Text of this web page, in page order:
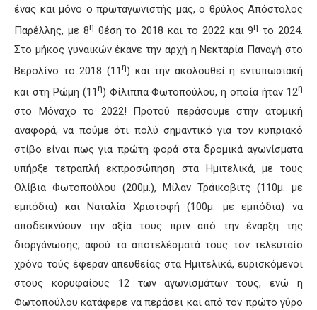
ένας και μόνο ο πρωταγωνιστής μας, ο θρύλος Απόστολος
Παρέλλης, με 8η θέση το 2018 και το 2022 και 9η το 2024.
Στο μήκος γυναικών έκανε την αρχή η Νεκταρία Παναγή στο
Βερολίνο το 2018 (11 η) και την ακολουθεί η εντυπωσιακή
και στη Ρώμη (11 η) Φίλιππα Φωτοπούλου, η οποία ήταν 12η
στο Μόναχο το 2022! Προτού περάσουμε στην ατομική
αναφορά, να πούμε ότι πολύ σημαντικό για τον κυπριακό
στίβο είναι πως για πρώτη φορά στα δρομικά αγωνίσματα
υπήρξε τετραπλή εκπροσώπηση στα Ημιτελικά, με τους
Ολίβια Φωτοπούλου (200μ.), Μίλαν Τράικοβιτς (110μ. με
εμπόδια) και Ναταλία Χριστοφή (100μ. με εμπόδια) να
αποδεικνύουν την αξία τους πριν από την έναρξη της
διοργάνωσης, αφού τα αποτελέσματά τους τον τελευταίο
χρόνο τούς έφεραν απευθείας στα Ημιτελικά, ευρισκόμενοι
στους κορυφαίους 12 των αγωνισμάτων τους, ενώ η
Φωτοπούλου κατάφερε να περάσει και από τον πρώτο γύρο